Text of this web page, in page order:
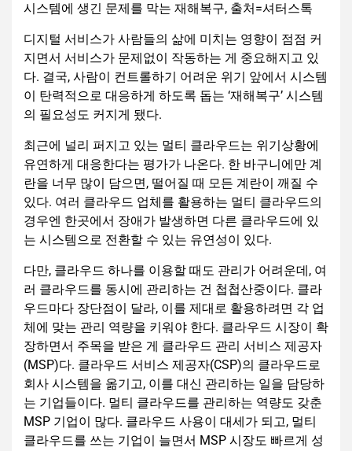
시스템에 생긴 문제를 막는 재해복구, 출처=셔터스톡
디지털 서비스가 사람들의 삶에 미치는 영향이 점점 커
지면서 서비스가 문제없이 작동하는 게 중요해지고 있
다. 결국, 사람이 컨트롤하기 어려운 위기 앞에서 시스템
이 탄력적으로 대응하게 하도록 돕는 ‘재해복구’ 시스템
의 필요성도 커지게 됐다.
최근에 널리 퍼지고 있는 멀티 클라우드는 위기상황에
유연하게 대응한다는 평가가 나온다. 한 바구니에만 계
란을 너무 많이 담으면, 떨어질 때 모든 계란이 깨질 수
있다. 여러 클라우드 업체를 활용하는 멀티 클라우드의
경우엔 한곳에서 장애가 발생하면 다른 클라우드에 있
는 시스템으로 전환할 수 있는 유연성이 있다.
다만, 클라우드 하나를 이용할 때도 관리가 어려운데, 여
러 클라우드를 동시에 관리하는 건 첩첩산중이다. 클라
우드마다 장단점이 달라, 이를 제대로 활용하려면 각 업
체에 맞는 관리 역량을 키워야 한다. 클라우드 시장이 확
장하면서 주목을 받은 게 클라우드 관리 서비스 제공자
(MSP)다. 클라우드 서비스 제공자(CSP)의 클라우드로
회사 시스템을 옮기고, 이를 대신 관리하는 일을 담당하
는 기업들이다. 멀티 클라우드를 관리하는 역량도 갖춘
MSP 기업이 많다. 클라우드 사용이 대세가 되고, 멀티
클라우드를 쓰는 기업이 늘면서 MSP 시장도 빠르게 성